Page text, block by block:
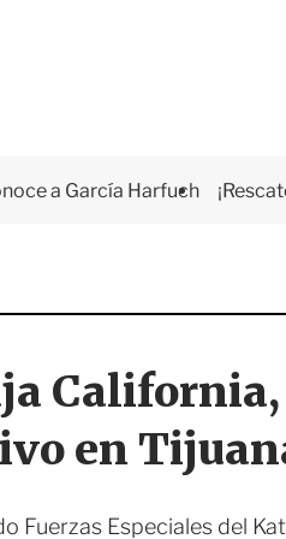
a García Harfuch
California,
en
Fuerzas Especiales del